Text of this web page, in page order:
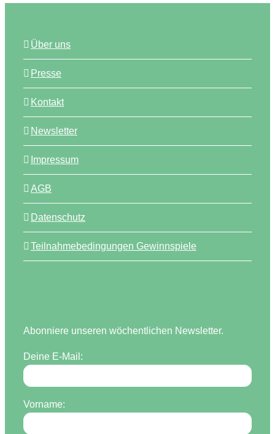
Über uns
Presse
Kontakt
Newsletter
Impressum
AGB
Datenschutz
Teilnahmebedingungen Gewinnspiele
Abonniere unseren wöchentlichen Newsletter.
Deine E-Mail:
Vorname: